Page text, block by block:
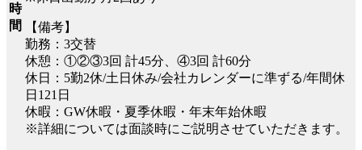
時
間
【備考】
勤務：3交替
休憩：①②③3回 計45分、④3回 計60分
休日：5勤2休/土日休み/会社カレンダーに準ずる/年間休
日121日
休暇：GW休暇・夏季休暇・年末年始休暇
※詳細については面談時にご説明させていただきます。